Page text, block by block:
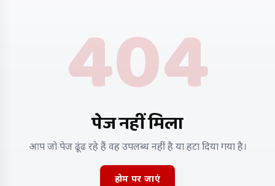
404
पेज नहीं मिला
आप जो पेज ढूंढ रहे हैं वह उपलब्ध नहीं है या हटा दिया गया है।
होम पर जाएं